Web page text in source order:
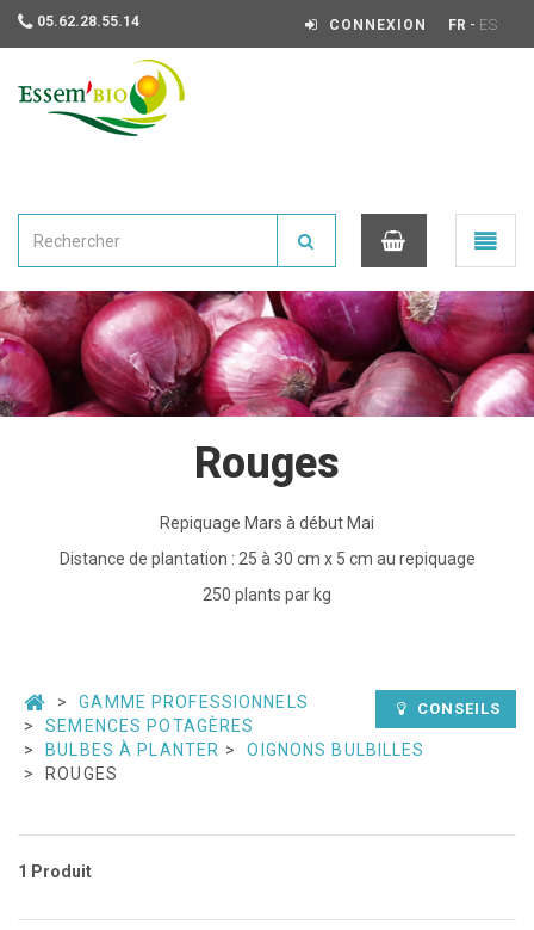
05.62.28.55.14 CONNEXION FR - ES
0
Ouvrir
le
menu
Rouges
Repiquage Mars à début Mai
Distance de plantation : 25 à 30 cm x 5 cm au repiquage
250 plants par kg
CONSEILS
GAMME PROFESSIONNELS
SEMENCES POTAGÈRES
BULBES À PLANTER
OIGNONS BULBILLES
ROUGES
1 Produit